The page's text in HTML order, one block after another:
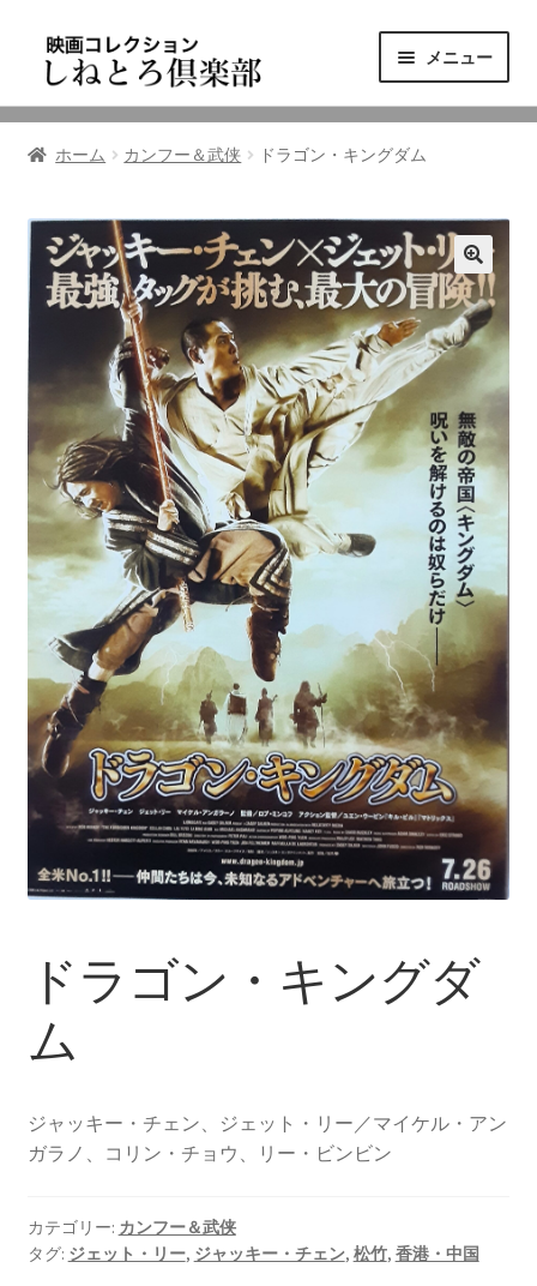
ゲ
シ
ン
へ
ス
キ
ッ
テ
ツ
ス
キ
ッ
プ
メニュー
ニュース
東三河の映画館
しねとろ倶楽部について
リンクの旅
ホーム カンフー＆武侠 ドラゴン・キングダム
ドラゴン・キングダ
ム
ジャッキー・チェン、ジェット・リー／マイケル・アン
ガラノ、コリン・チョウ、リー・ビンビン
カテゴリー: カンフー＆武侠
タグ: ジェット・リー, ジャッキー・チェン, 松竹, 香港・中国